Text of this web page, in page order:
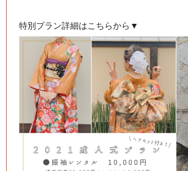
特別プラン詳細はこちらから▼